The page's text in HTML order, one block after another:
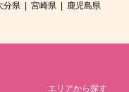
分県 宮崎県 鹿児島県
エリアから探す